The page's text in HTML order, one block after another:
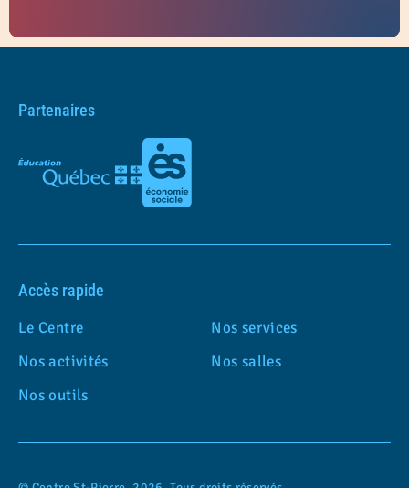
Partenaires
Accès rapide
Le Centre
Nos services
Nos activités
Nos salles
Nos outils